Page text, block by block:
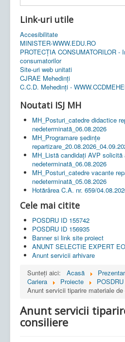
Link-uri utile
Accesibilitate
MINISTER-WWW.EDU.RO
PROTECȚIA CONSUMATORILOR -
consumatorilor
Site-uri web unitati
CJRAE Mehedinți
C.C.D. Mehedinţi -
Noutati ISJ MH
MH_Posturi_catedre didactice
nedeterminată_06.08.2026
MH_Programare ședințe
MH_Listă candidați AVP solicită
nedeterminată_06.08.2026
MH_Posturi_catedre vacante
nedeterminată_05.08.2026
Hotărârea C.A. nr. 659/
Cele mai citite
POSDRU ID 155742
POSDRU ID 156935
Banner si link site proiect
ANUNT SELECTIE EXPERT
Anunt servicii arhivare
Sunteți aici:
Acasă
Cariera
Proiecte
Anunt servicii tiparire materiale
Anunt servicii
consiliere